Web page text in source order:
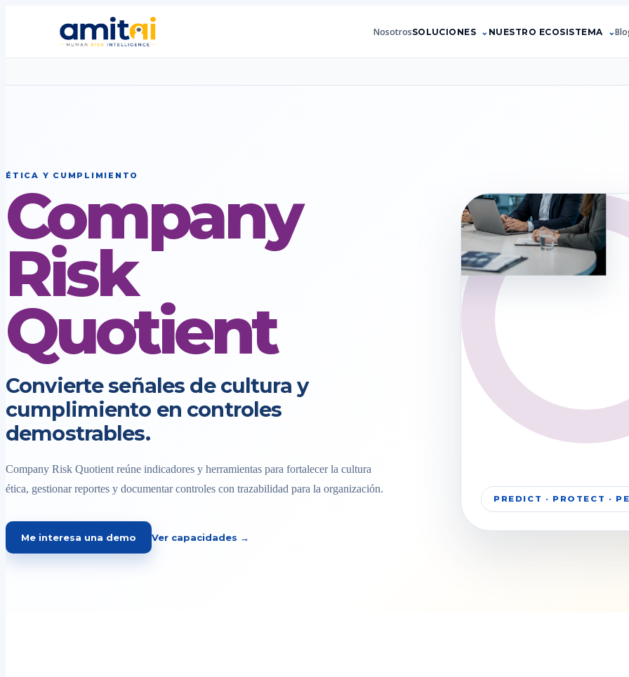
NosotrosSOLUCIONES NUESTRO ECOSISTEMA
ÉTICA Y CUMPLIMIENTO
Company
Risk
Quotient
Convierte señales de cultura y
cumplimiento en controles
demostrables.
Company Risk Quotient reúne indicadores y herramientas para fortalecer la cultura
ética, gestionar reportes y documentar controles con trazabilidad para la organización.
Me interesa una demo Ver capacidades →
PREDICT · PROTECT ·